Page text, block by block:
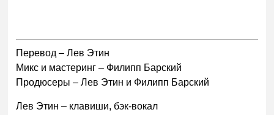
Перевод – Лев Этин
Микс и мастеринг – Филипп Барский
Продюсеры – Лев Этин и Филипп Барский
Лев Этин – клавиши, бэк-вокал